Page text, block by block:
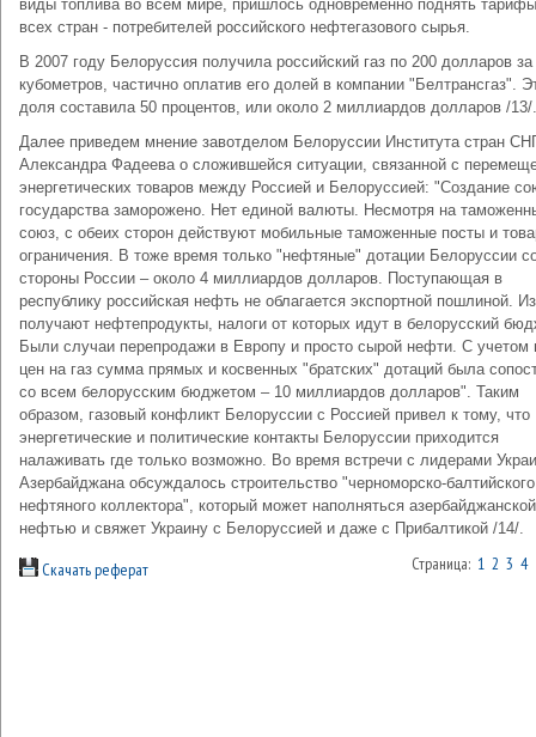
виды топлива во всем мире, пришлось одновременно поднять
всех стран - потребителей российского нефтегазового сырья.
В 2007 году Белоруссия получила российский газ по 200 долларов за
кубометров, частично оплатив его долей в компании "Белтрансгаз".
доля составила 50 процентов, или около 2 миллиардов долларов /13/.
Далее приведем мнение завотделом Белоруссии Института стран
Александра Фадеева о сложившейся ситуации, связанной с
энергетических товаров между Россией и Белоруссией: "Создание
государства заморожено. Нет единой валюты. Несмотря на
союз, с обеих сторон действуют мобильные таможенные посты и
ограничения. В тоже время только "нефтяные" дотации Белоруссии
стороны России – около 4 миллиардов долларов. Поступающая в
республику российская нефть не облагается экспортной пошлиной.
получают нефтепродукты, налоги от которых идут в белорусский
Были случаи перепродажи в Европу и просто сырой нефти. С учетом
цен на газ сумма прямых и косвенных "братских" дотаций была
со всем белорусским бюджетом – 10 миллиардов долларов". Таким
образом, газовый конфликт Белоруссии с Россией привел к тому, что
энергетические и политические контакты Белоруссии приходится
налаживать где только возможно. Во время встречи с лидерами
Азербайджана обсуждалось строительство "черноморско-балтийского
нефтяного коллектора", который может наполняться азербайджанской
нефтью и свяжет Украину с Белоруссией и даже с Прибалтикой /14/.
Скачать реферат Страница: 1 2 3 4